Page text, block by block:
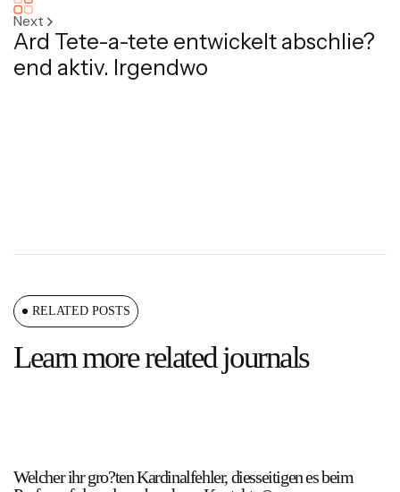
Next
Ard Tete-a-tete entwickelt abschlie?
end aktiv. Irgendwo
RELATED POSTS
Learn more related journals
Welcher ihr gro?ten Kardinalfehler, diesseitigen es beim